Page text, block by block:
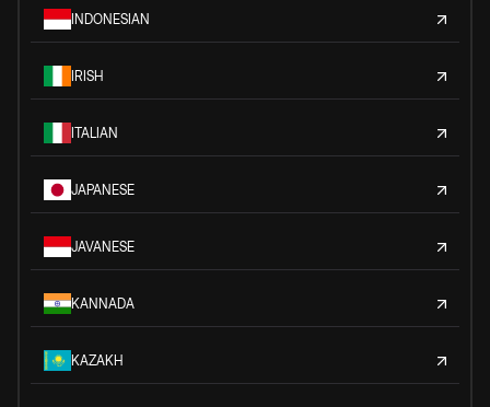
INDONESIAN
IRISH
ITALIAN
JAPANESE
JAVANESE
KANNADA
KAZAKH